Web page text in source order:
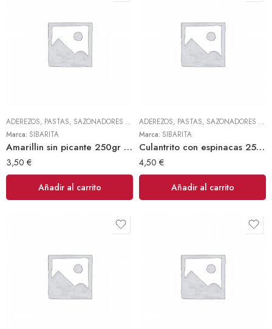
ADEREZOS, PASTAS, SAZONADORES Y CONDIMENTOS ,TODOS
Marca: SIBARITA
Amarillin sin picante 250gr (Sibarita)
3,50 €
Añadir al carrito
ADEREZOS, PASTAS, SAZONADORES Y CONDIMENTOS
Marca: SIBARITA
Culantrito con espinacas 250gr Doy Pack (Sibarita)
4,50 €
Añadir al carrito